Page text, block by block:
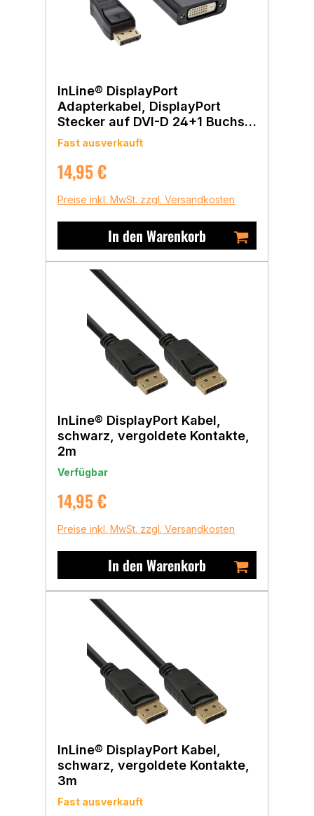
InLine® DisplayPort
Adapterkabel, DisplayPort
Stecker auf DVI-D 24+1 Buchse
schwarz, 0,15m
Fast ausverkauft
Regulärer Preis:
14,95 €
Preise inkl. MwSt. zzgl. Versandkosten
In den Warenkorb
InLine® DisplayPort Kabel,
schwarz, vergoldete Kontakte,
2m
Verfügbar
Regulärer Preis:
14,95 €
Preise inkl. MwSt. zzgl. Versandkosten
In den Warenkorb
InLine® DisplayPort Kabel,
schwarz, vergoldete Kontakte,
3m
Fast ausverkauft